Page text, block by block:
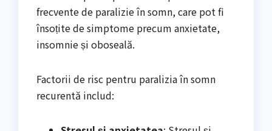
frecvente de paralizie în somn, care pot fi
însoțite de simptome precum anxietate,
insomnie și oboseală.
Factorii de risc pentru paralizia în somn
recurentă includ: